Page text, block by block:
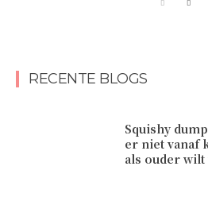
RECENTE BLOGS
Squishy
er niet vanaf
als ouder wilt